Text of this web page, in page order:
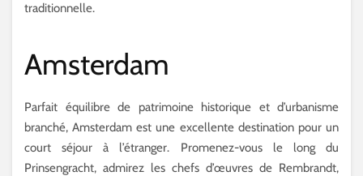
traditionnelle.
Amsterdam
Parfait équilibre de patrimoine historique et d’urbanisme
branché, Amsterdam est une excellente destination pour un
court séjour à l’étranger. Promenez-vous le long du
Prinsengracht, admirez les chefs d’œuvres de Rembrandt,